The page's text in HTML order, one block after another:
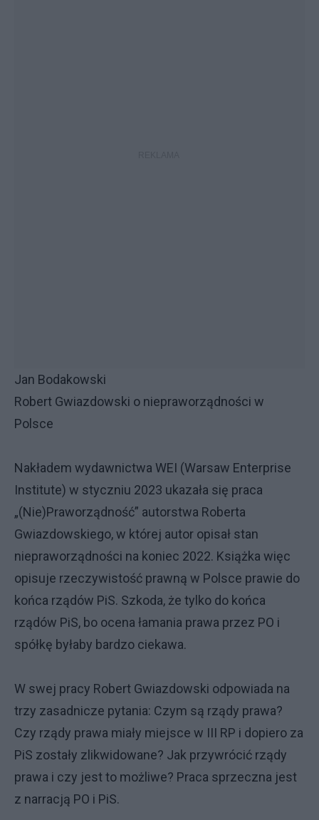
Jan Bodakowski
Robert Gwiazdowski o niepraworządności w
Polsce
Nakładem wydawnictwa WEI (Warsaw Enterprise
Institute) w styczniu 2023 ukazała się praca
„(Nie)Praworządność” autorstwa Roberta
Gwiazdowskiego, w której autor opisał stan
niepraworządności na koniec 2022. Książka więc
opisuje rzeczywistość prawną w Polsce prawie do
końca rządów PiS. Szkoda, że tylko do końca
rządów PiS, bo ocena łamania prawa przez PO i
spółkę byłaby bardzo ciekawa.
W swej pracy Robert Gwiazdowski odpowiada na
trzy zasadnicze pytania: Czym są rządy prawa?
Czy rządy prawa miały miejsce w III RP i dopiero za
PiS zostały zlikwidowane? Jak przywrócić rządy
prawa i czy jest to możliwe? Praca sprzeczna jest
z narracją PO i PiS.